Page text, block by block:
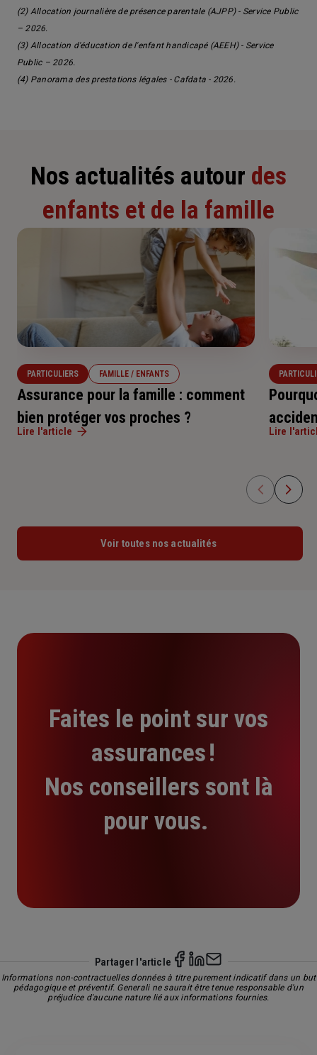
(2) Allocation journalière de présence parentale (AJPP)- Service Public
– 2026.
(3) Allocation d'éducation de l'enfant handicapé (AEEH)- Service
Public – 2026.
(4) Panorama des prestations légales- Cafdata - 2026.
Nos actualités autour des
enfants et de la famille
PARTICULIERS FAMILLE / ENFANTS
Assurance pour la famille : comment
bien protéger vos proches ?
Lire l'article Lire
Voir toutes nos actualités
Faites le point sur vos
assurances !
Nos conseillers sont là
pour vous.
Partager l'article
Informations non-contractuelles données à titre purement indicatif dans un but
pédagogique et préventif. Generali ne saurait être tenue responsable d'un
préjudice d'aucune nature lié aux informations fournies.